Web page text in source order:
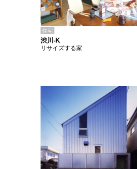
住宅
渋川-K
リサイズする家